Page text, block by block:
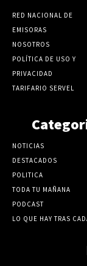
RED NACIONAL DE
EMISORAS
NOSOTROS
POLÍTICA DE USO Y
PRIVACIDAD
TARIFARIO SERVEL
NOTICIAS
DESTACADOS
POLITICA
TODA TU MAÑANA
PODCAST
LO QUE HAY TRAS